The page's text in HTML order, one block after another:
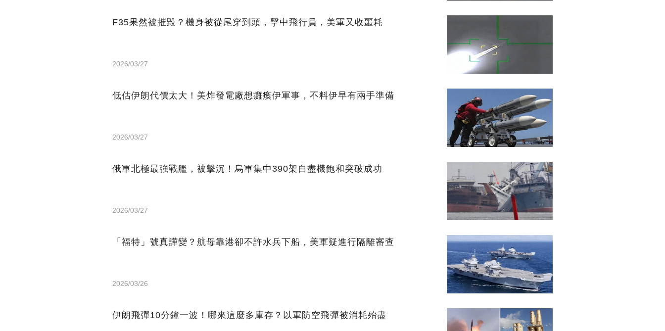
F35果然被摧毀？機身被從尾穿到頭，擊中飛行員，美軍又收噩耗
2026/03/27
低估伊朗代價太大！美炸發電廠想癱瘓伊軍事，不料伊早有兩手準備
2026/03/27
俄軍北極最強戰艦，被擊沉！烏軍集中390架自盡機飽和突破成功
2026/03/27
「福特」號真譁變？航母靠港卻不許水兵下船，美軍疑進行隔離審查
2026/03/26
伊朗飛彈10分鐘一波！哪來這麼多庫存？以軍防空飛彈被消耗殆盡